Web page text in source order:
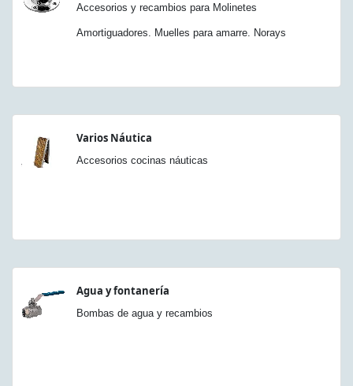
Accesorios y recambios para Molinetes
Amortiguadores. Muelles para amarre. Norays
Varios Náutica
Accesorios cocinas náuticas
Agua y fontanería
Bombas de agua y recambios